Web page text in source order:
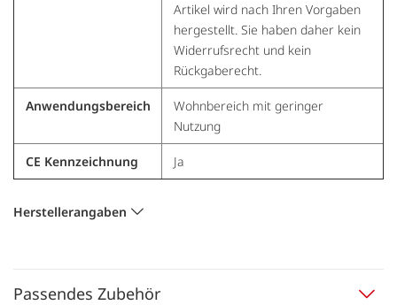
Artikel wird nach Ihren Vorgaben
hergestellt. Sie haben daher kein
Widerrufsrecht und kein
Rückgaberecht.
Anwendungsbereich
Wohnbereich mit geringer
Nutzung
CE Kennzeichnung Ja
Herstellerangaben
Passendes Zubehör